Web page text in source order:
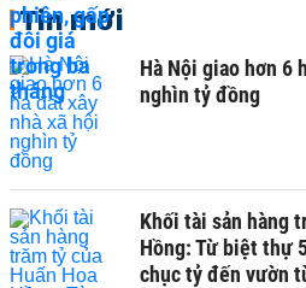
Tin mới
Hà Nội giao hơn 6
nghìn tỷ đồng
Khối tài sản hàng
Hồng: Từ biệt thự
chục tỷ đến vườn